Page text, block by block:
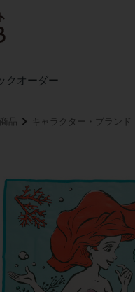
ク オーダー
品 キャラクター・ブランド